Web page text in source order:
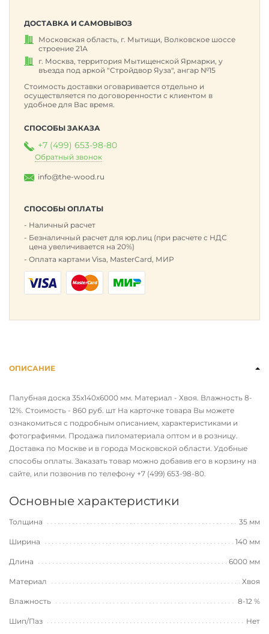
ДОСТАВКА И САМОВЫВОЗ
Московская область, г. Мытищи, Волковское шоссе
строение 21А
г. Москва, территория Мытищенской Ярмарки, у
въезда под аркой "Стройдвор Яуза", ангар №15
Стоимость доставки оговаривается отдельно и
осуществляется по договоренности с клиентом в
удобное для Вас время.
СПОСОБЫ ЗАКАЗА
+7 (499) 653-98-80
Обратный звонок
info@the-wood.ru
СПОСОБЫ ОПЛАТЫ
Наличный расчет
Безналичный расчет для юр.лиц (при расчете с НДС
цена увеличивается на 20%)
Оплата картами Visa, MasterCard, МИР
ОПИСАНИЕ
Палубная доска 35х140х6000 мм. Материал - Хвоя. Влажность 8-
12%. Стоимость - 860 руб. шт На карточке товара Вы можете
ознакомиться с подробным описанием, характеристиками и
фотографиями. Продажа пиломатериала оптом и в розницу.
Доставка по Москве и в города Московской области. Удобные
способы оплаты. Заказать товар можно добавив его в корзину на
сайте, или позвонив по телефону +7 (499) 653-98-80.
Основные характеристики
Толщина 35 мм
Ширина 140 мм
Длина 6000 мм
Материал Хвоя
Влажность 8-12 %
Шип/Паз Нет